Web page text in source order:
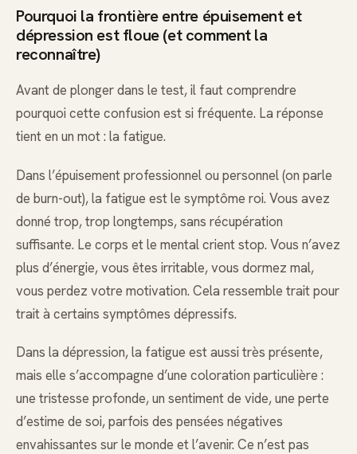
Pourquoi la frontière entre épuisement et
dépression est floue (et comment la
reconnaître)
Avant de plonger dans le test, il faut comprendre
pourquoi cette confusion est si fréquente. La réponse
tient en un mot : la fatigue.
Dans l’épuisement professionnel ou personnel (on parle
de burn-out), la fatigue est le symptôme roi. Vous avez
donné trop, trop longtemps, sans récupération
suffisante. Le corps et le mental crient stop. Vous n’avez
plus d’énergie, vous êtes irritable, vous dormez mal,
vous perdez votre motivation. Cela ressemble trait pour
trait à certains symptômes dépressifs.
Dans la dépression, la fatigue est aussi très présente,
mais elle s’accompagne d’une coloration particulière :
une tristesse profonde, un sentiment de vide, une perte
d’estime de soi, parfois des pensées négatives
envahissantes sur le monde et l’avenir. Ce n’est pas